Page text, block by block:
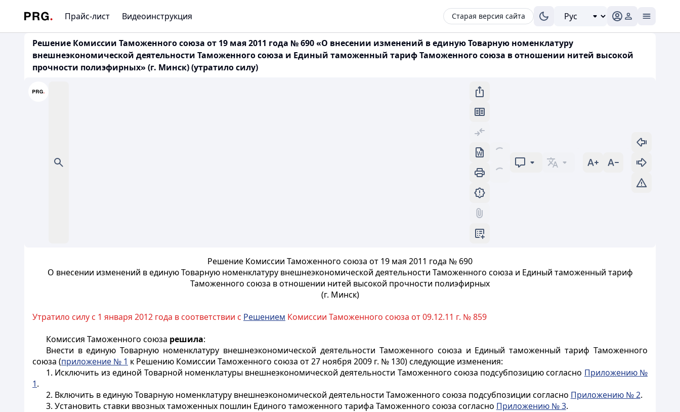
Прайс-лист Видеоинструкция Старая версия сайта
Решение Комиссии Таможенного союза от 19 мая 2011 года № 690 «О внесении изменений в единую Товарную номенклатуру
внешнеэкономической деятельности Таможенного союза и Единый таможенный тариф Таможенного союза в отношении нитей высокой
прочности полиэфирных» (г. Минск) (утратило силу)
Решение Комиссии Таможенного союза от 19 мая 2011 года № 690
О внесении изменений в единую Товарную номенклатуру внешнеэкономической деятельности Таможенного союза и Единый таможенный тариф
Таможенного союза в отношении нитей высокой прочности полиэфирных
(г. Минск)
Утратило силу с 1 января 2012 года в соответствии с Решением Комиссии Таможенного союза от 09.12.11 г. № 859
Комиссия Таможенного союза решила:
Внести в единую Товарную номенклатуру внешнеэкономической деятельности Таможенного союза и Единый таможенный тариф Таможенного
союза (приложение № 1 к Решению Комиссии Таможенного союза от 27 ноября 2009 г. № 130) следующие изменения:
1. Исключить из единой Товарной номенклатуры внешнеэкономической деятельности Таможенного союза подсубпозицию согласно Приложению №
1.
2. Включить в единую Товарную номенклатуру внешнеэкономической деятельности Таможенного союза подсубпозиции согласно Приложению № 2.
3. Установить ставки ввозных таможенных пошлин Единого таможенного тарифа Таможенного союза согласно Приложению № 3.